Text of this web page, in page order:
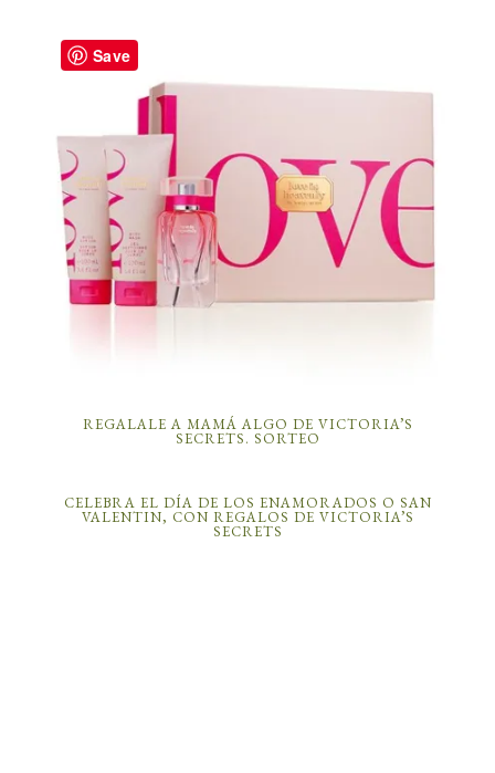
REGALALE A MAMÁ ALGO DE VICTORIA’S
SECRETS. SORTEO
CELEBRA EL DÍA DE LOS ENAMORADOS O SAN
VALENTIN, CON REGALOS DE VICTORIA’S
SECRETS
Save